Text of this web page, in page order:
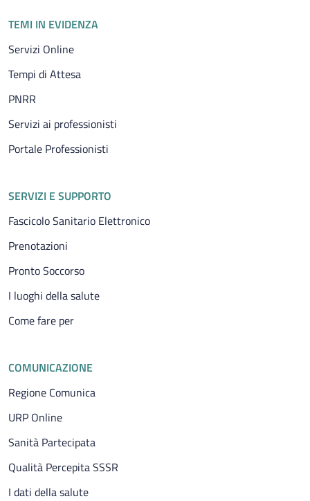
TEMI IN EVIDENZA
Servizi Online
Tempi di Attesa
PNRR
Servizi ai professionisti
Portale Professionisti
SERVIZI E SUPPORTO
Fascicolo Sanitario Elettronico
Prenotazioni
Pronto Soccorso
I luoghi della salute
Come fare per
COMUNICAZIONE
Regione Comunica
URP Online
Sanità Partecipata
Qualità Percepita SSSR
I dati della salute